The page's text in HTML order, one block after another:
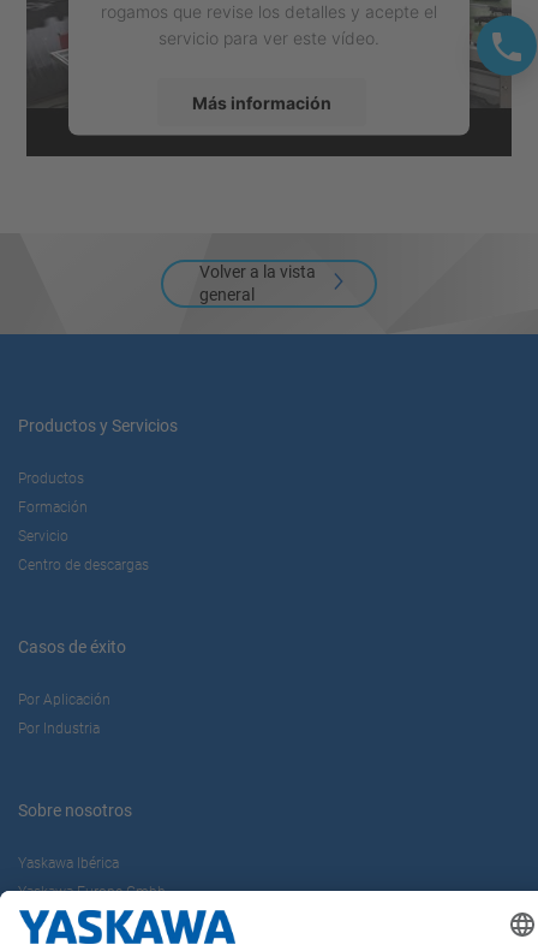
rogamos que revise los detalles y acepte el
servicio para ver este vídeo.
Más información
Volver a la vista
general
Productos y Servicios
Productos
Formación
Servicio
Centro de descargas
Casos de éxito
Por Aplicación
Por Industria
Sobre nosotros
Yaskawa Ibérica
Yaskawa Europe Gmbh
Contacto